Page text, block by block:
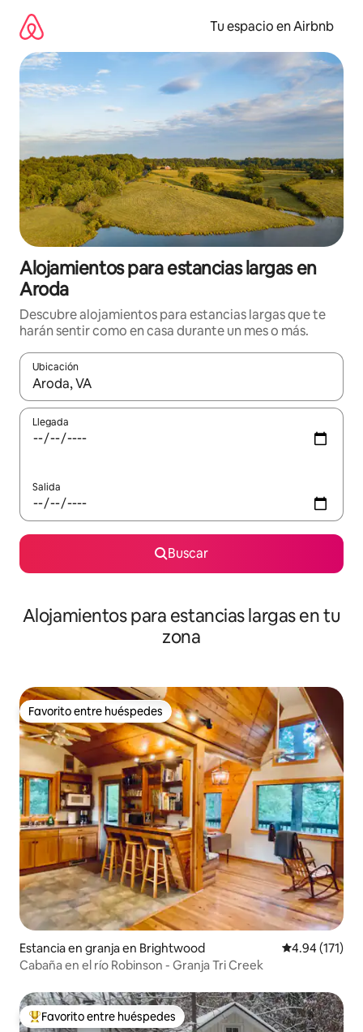
contenido
Tu espacio en Airbnb
Alojamientos para estancias largas en
Aroda
Descubre alojamientos para estancias largas que te
harán sentir como en casa durante un mes o más.
Ubicación
Cuando los resultados estén disponibles, podrás navegar
Llegada
Salida
Buscar
Alojamientos para estancias largas en tu
zona
Favorito entre huéspedes
Favorito entre huéspedes
Estancia en granja en Brightwood Calificación
4.94 (171)
Cabaña en el río Robinson - Granja Tri Creek
De los mejores en Favorito entre huéspedes
Favorito entre huéspedes